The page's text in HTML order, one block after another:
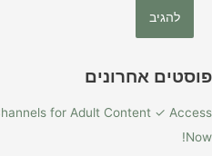
פוסטים אחרונים
for Adult Content ✓ Access
Now!